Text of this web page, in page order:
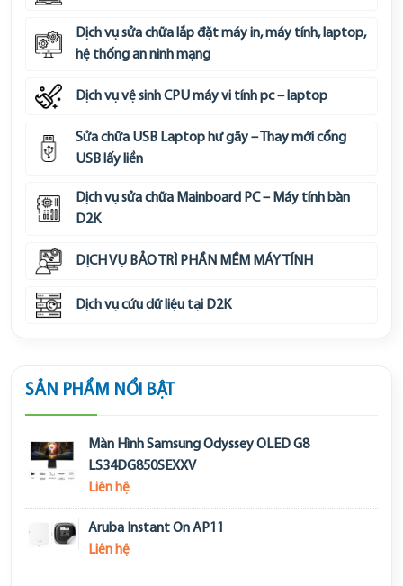
Dịch vụ sửa chữa lắp đặt máy in, máy tính, laptop,
hệ thống an ninh mạng
Dịch vụ vệ sinh CPU máy vi tính pc – laptop
Sửa chữa USB Laptop hư gãy – Thay mới cổng
USB lấy liền
Dịch vụ sửa chữa Mainboard PC – Máy tính bàn
D2K
DỊCH VỤ BẢO TRÌ PHẦN MỀM MÁY TÍNH
Dịch vụ cứu dữ liệu tại D2K
SẢN PHẨM NỔI BẬT
Màn Hình Samsung Odyssey OLED G8
LS34DG850SEXXV
Liên hệ
Aruba Instant On AP11
Liên hệ